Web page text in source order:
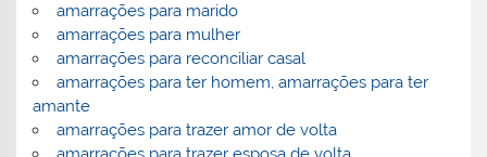
amarrações para marido
amarrações para mulher
amarrações para reconciliar casal
amarrações para ter homem, amarrações para ter
amante
amarrações para trazer amor de volta